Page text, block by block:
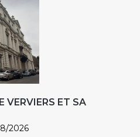
VERVIERS ET SA
2026